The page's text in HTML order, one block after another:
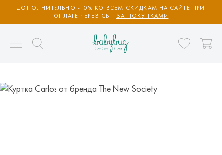
ДОПОЛНИТЕЛЬНО -10% КО ВСЕМ СКИДКАМ НА САЙТЕ ПРИ
ОПЛАТЕ ЧЕРЕЗ СБП ЗА ПОКУПКАМИ